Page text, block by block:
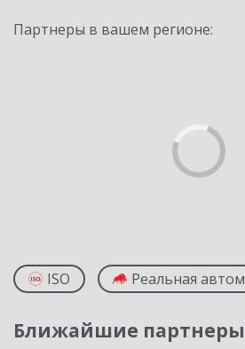
Партнеры в вашем регионе:
ISO Реальная
Ближайшие партнеры